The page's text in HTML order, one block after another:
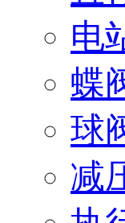
电
蝶
球
减